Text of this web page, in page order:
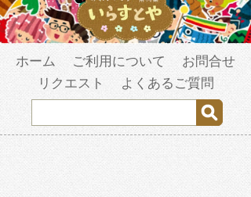
ホーム ご利用について
お問合せ
リクエスト
よくあるご質問